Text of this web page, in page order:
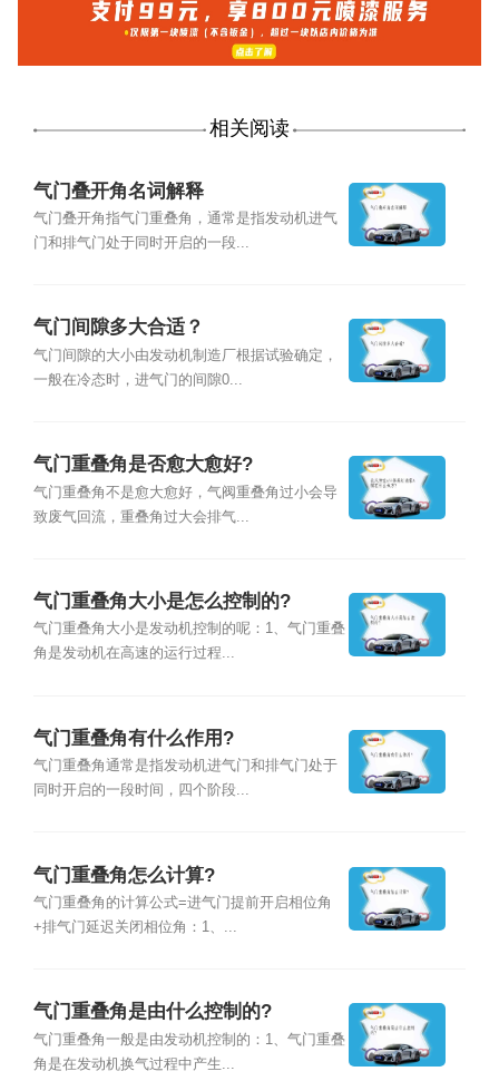
相关阅读
气门叠开角名词解释
气门叠开角指气门重叠角，通常是指发动机进气
门和排气门处于同时开启的一段...
气门间隙多大合适？
气门间隙的大小由发动机制造厂根据试验确定，
一般在冷态时，进气门的间隙0...
气门重叠角是否愈大愈好?
气门重叠角不是愈大愈好，气阀重叠角过小会导
致废气回流，重叠角过大会排气...
气门重叠角大小是怎么控制的?
气门重叠角大小是发动机控制的呢：1、气门重叠
角是发动机在高速的运行过程...
气门重叠角有什么作用?
气门重叠角通常是指发动机进气门和排气门处于
同时开启的一段时间，四个阶段...
气门重叠角怎么计算?
气门重叠角的计算公式=进气门提前开启相位角
+排气门延迟关闭相位角：1、...
气门重叠角是由什么控制的?
气门重叠角一般是由发动机控制的：1、气门重叠
角是在发动机换气过程中产生...